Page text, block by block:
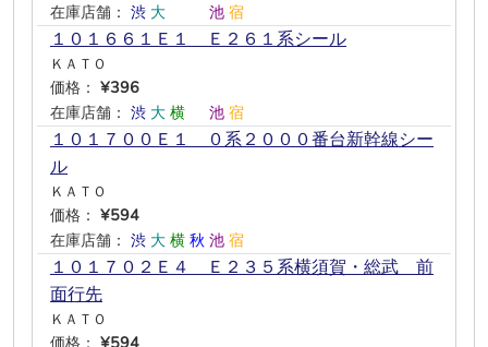
在庫店舗： 渋 大 池 宿
１０１６６１Ｅ１ Ｅ２６１系シール
ＫＡＴＯ
価格： ¥396
在庫店舗： 渋 大 横 池 宿
１０１７００Ｅ１ ０系２０００番台新幹線シー
ル
ＫＡＴＯ
価格： ¥594
在庫店舗： 渋 大 横 秋 池 宿
１０１７０２Ｅ４ Ｅ２３５系横須賀・総武 前
面行先
ＫＡＴＯ
価格： ¥594